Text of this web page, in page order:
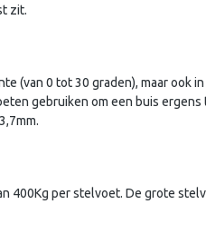
zit.
0 tot 30 graden), maar ook
gebruiken om een buis
per stelvoet. De grote